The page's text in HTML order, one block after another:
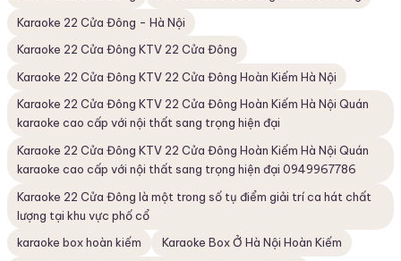
Karaoke 22 Cửa Đông - Hà Nội
Karaoke 22 Cửa Đông KTV 22 Cửa Đông
Karaoke 22 Cửa Đông KTV 22 Cửa Đông Hoàn Kiếm Hà Nội
Karaoke 22 Cửa Đông KTV 22 Cửa Đông Hoàn Kiếm Hà Nội Quán
karaoke cao cấp với nội thất sang trọng hiện đại
Karaoke 22 Cửa Đông KTV 22 Cửa Đông Hoàn Kiếm Hà Nội Quán
karaoke cao cấp với nội thất sang trọng hiện đại 0949967786
Karaoke 22 Cửa Đông là một trong số tụ điểm giải trí ca hát chất
lượng tại khu vực phố cổ
karaoke box hoàn kiếm
Karaoke Box Ở Hà Nội Hoàn Kiếm